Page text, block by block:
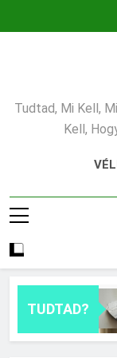
Tudtad, Mi Kell,
Kell,
TUDTAD?